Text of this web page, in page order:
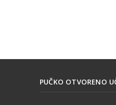
PUČKO OTVORENO